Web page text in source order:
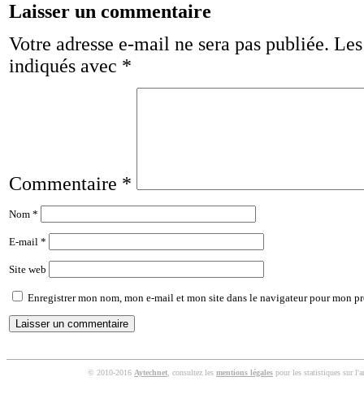
Laisser un commentaire
Votre adresse e-mail ne sera pas publiée.
indiqués avec *
Commentaire *
Nom *
E-mail *
Site web
Enregistrer mon nom, mon e-mail et mon site dans le navigateur pour mon
© 2010-2016 Aytechnet , consultez les mentions légales pour les statistiques sur